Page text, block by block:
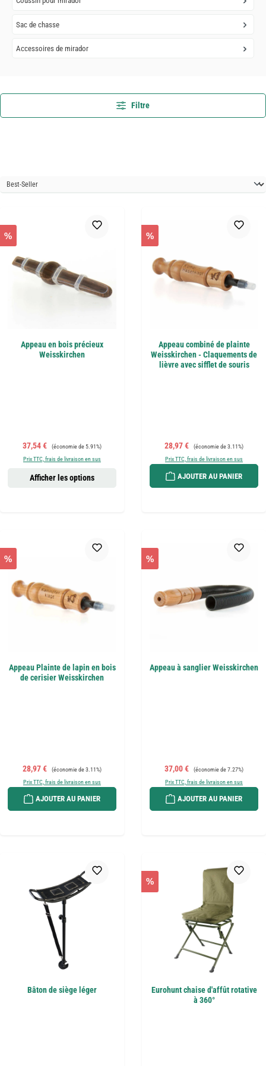
Sac de chasse
Accessoires de mirador
Filtre
%
Appeau en bois précieux
Weisskirchen
Prix de vente :
37,54 € Prix régulier :
(économie de 5.91%)
Prix TTC, frais de livraison en sus
Afficher les options
%
Appeau combiné de plainte
Weisskirchen - Claquements de
lièvre avec sifflet de souris
Prix de vente :
28,97 € Prix régulier :
(économie de 3.11%)
Prix TTC, frais de livraison en sus
AJOUTER AU PANIER
%
Appeau Plainte de lapin en bois
de cerisier Weisskirchen
Prix de vente :
28,97 € Prix régulier :
(économie de 3.11%)
Prix TTC, frais de livraison en sus
AJOUTER AU PANIER
%
Appeau à sanglier Weisskirchen
Prix de vente :
37,00 € Prix régulier :
(économie de 7.27%)
Prix TTC, frais de livraison en sus
AJOUTER AU PANIER
Bâton de siège léger
%
Eurohunt chaise d'affût rotative
à 360°